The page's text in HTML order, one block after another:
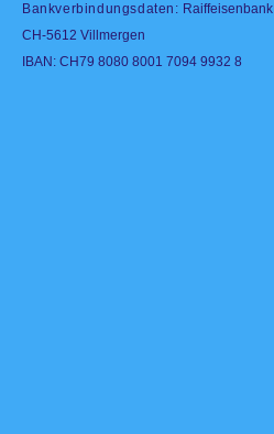
Bankverbindungsdaten: Raiffeisenbank
CH-5612 Villmergen
IBAN: CH79 8080 8001 7094 9932 8